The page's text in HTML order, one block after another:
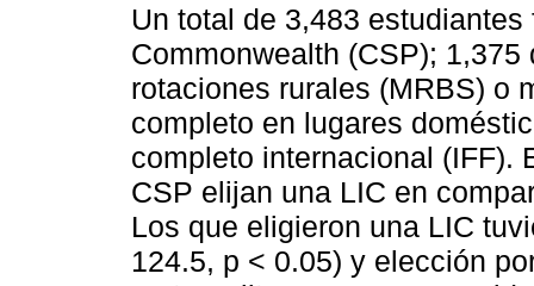
Un total de 3,483
Commonwealth (CSP);
rotaciones rurales (MRBS) o
completo en lugares
completo internacional (IFF).
CSP elijan una LIC en
Los que eligieron una LIC
124.5, p < 0.05) y elección